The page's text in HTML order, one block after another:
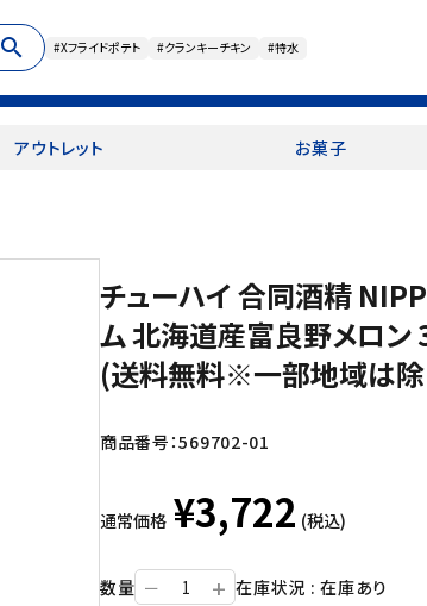
search #Xフライドポテト #クランキーチキン #特水
アウトレット お菓子
チューハイ 合同酒精
ム 北海道産富良野メロ
(送料無料※一部地域は除
商品番号：569702-01
通常価格 ¥3,722 (税込)
数量 ー + 在庫状況 : 在庫あり